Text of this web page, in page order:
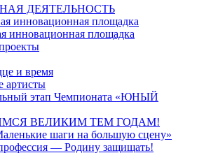
ДЕЯТЕЛЬНОСТЬ
инновационная площадка
инновационная площадка
и время
артисты
этап Чемпионата «ЮНЫЙ
ВЕЛИКИМ ТЕМ ГОДАМ!
шаги на большую сцену»
— Родину защищать!